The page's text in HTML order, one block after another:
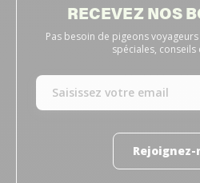
RECEVEZ NOS
Pas besoin de pigeons
spéciales, conseils
Rejoignez-